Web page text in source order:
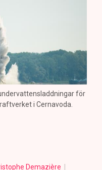
för
i Cernavoda.
Demazière